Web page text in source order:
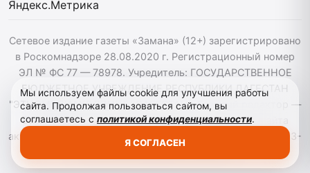
Сетевое издание газеты «Замана» (12+) зарегистрировано
в Роскомнадзоре 28.08.2020 г. Регистрационный номер
ЭЛ № ФС 77 — 78978. Учредитель: ГОСУДАРСТВЕННОЕ
БЮДЖЕТНОЕ УЧРЕЖДЕНИЕ РЕСПУБЛИКИ ДАГЕСТАН
"ЭТНОМЕДИАХОЛДИНГ "ДАГЕСТАН". Главный редактор —
Багомедов Р.Р. При использовании материалов сайта
активная гиперссылка на zamana.info обязательна. ©️ 2013-
Мы используем файлы cookie для улучшения работы
сайта. Продолжая пользоваться сайтом, вы
соглашаетесь с политикой конфиденциальности.
Я СОГЛАСЕН